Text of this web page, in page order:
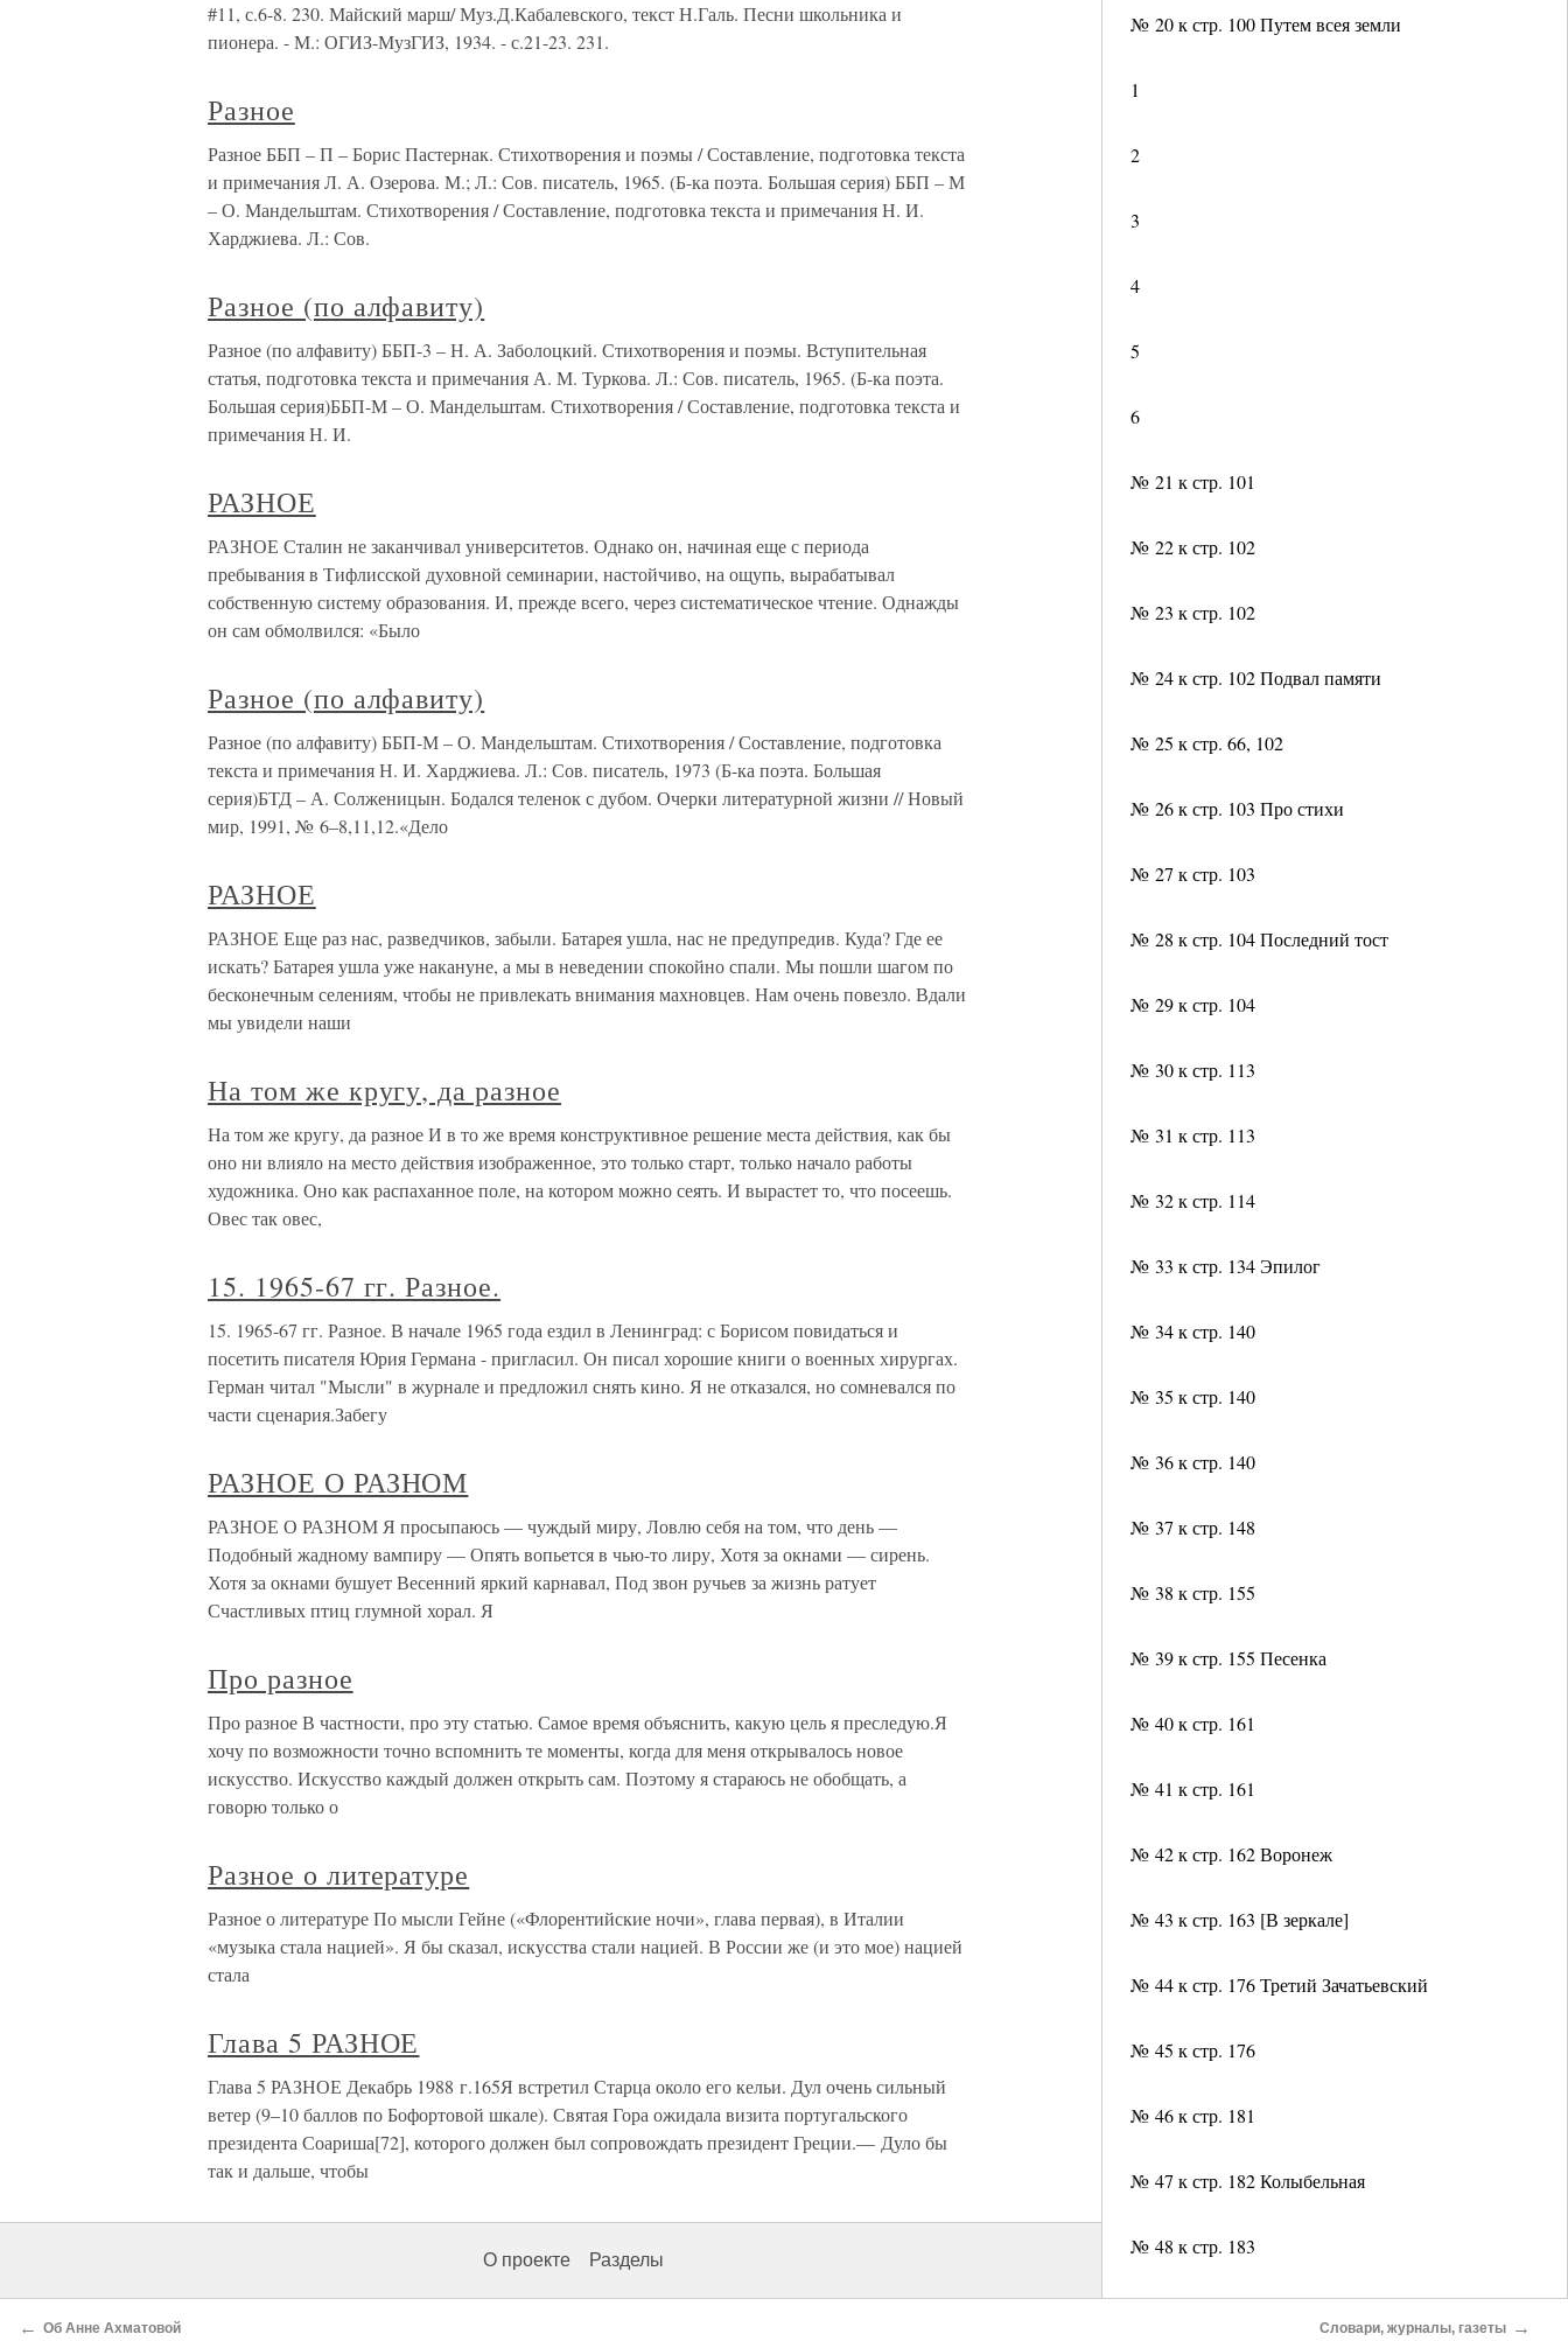
№ 20 к стр. 100 Путем всея земли
1
2
3
4
5
6
№ 21 к стр. 101
№ 22 к стр. 102
№ 23 к стр. 102
№ 24 к стр. 102 Подвал памяти
№ 25 к стр. 66, 102
№ 26 к стр. 103 Про стихи
№ 27 к стр. 103
№ 28 к стр. 104 Последний тост
№ 29 к стр. 104
№ 30 к стр. 113
№ 31 к стр. 113
№ 32 к стр. 114
№ 33 к стр. 134 Эпилог
№ 34 к стр. 140
№ 35 к стр. 140
№ 36 к стр. 140
№ 37 к стр. 148
№ 38 к стр. 155
№ 39 к стр. 155 Песенка
№ 40 к стр. 161
№ 41 к стр. 161
№ 42 к стр. 162 Воронеж
№ 43 к стр. 163 [В зеркале]
№ 44 к стр. 176 Третий Зачатьевский
№ 45 к стр. 176
№ 46 к стр. 181
№ 47 к стр. 182 Колыбельная
№ 48 к стр. 183
#11, с.6-8. 230. Майский марш/ Муз.Д.Кабалевского, текст Н.Галь. Песни школьника и
пионера. - М.: ОГИЗ-МузГИЗ, 1934. - с.21-23. 231.
Разное
Разное ББП – П – Борис Пастернак. Стихотворения и поэмы / Составление, подготовка текста
и примечания Л. А. Озерова. М.; Л.: Сов. писатель, 1965. (Б-ка поэта. Большая серия) ББП – М
– О. Мандельштам. Стихотворения / Составление, подготовка текста и примечания Н. И.
Харджиева. Л.: Сов.
Разное (по алфавиту)
Разное (по алфавиту) ББП-3 – Н. А. Заболоцкий. Стихотворения и поэмы. Вступительная
статья, подготовка текста и примечания А. М. Туркова. Л.: Сов. писатель, 1965. (Б-ка поэта.
Большая серия)ББП-М – О. Мандельштам. Стихотворения / Составление, подготовка текста и
примечания Н. И.
РАЗНОЕ
РАЗНОЕ Сталин не заканчивал университетов. Однако он, начиная еще с периода
пребывания в Тифлисской духовной семинарии, настойчиво, на ощупь, вырабатывал
собственную систему образования. И, прежде всего, через систематическое чтение. Однажды
он сам обмолвился: «Было
Разное (по алфавиту)
Разное (по алфавиту) ББП-М – О. Мандельштам. Стихотворения / Составление, подготовка
текста и примечания Н. И. Харджиева. Л.: Сов. писатель, 1973 (Б-ка поэта. Большая
серия)БТД – А. Солженицын. Бодался теленок с дубом. Очерки литературной жизни // Новый
мир, 1991, № 6–8,11,12.«Дело
РАЗНОЕ
РАЗНОЕ Еще раз нас, разведчиков, забыли. Батарея ушла, нас не предупредив. Куда? Где ее
искать? Батарея ушла уже накануне, а мы в неведении спокойно спали. Мы пошли шагом по
бесконечным селениям, чтобы не привлекать внимания махновцев. Нам очень повезло. Вдали
мы увидели наши
На том же кругу, да разное
На том же кругу, да разное И в то же время конструктивное решение места действия, как бы
оно ни влияло на место действия изображенное, это только старт, только начало работы
художника. Оно как распаханное поле, на котором можно сеять. И вырастет то, что посеешь.
Овес так овес,
15. 1965-67 гг. Разное.
15. 1965-67 гг. Разное. В начале 1965 года ездил в Ленинград: с Борисом повидаться и
посетить писателя Юрия Германа - пригласил. Он писал хорошие книги о военных хирургах.
Герман читал "Мысли" в журнале и предложил снять кино. Я не отказался, но сомневался по
части сценария.Забегу
РАЗНОЕ О РАЗНОМ
РАЗНОЕ О РАЗНОМ Я просыпаюсь — чуждый миру, Ловлю себя на том, что день —
Подобный жадному вампиру — Опять вопьется в чью-то лиру, Хотя за окнами — сирень.
Хотя за окнами бушует Весенний яркий карнавал, Под звон ручьев за жизнь ратует
Счастливых птиц глумной хорал. Я
Про разное
Про разное В частности, про эту статью. Самое время объяснить, какую цель я преследую.Я
хочу по возможности точно вспомнить те моменты, когда для меня открывалось новое
искусство. Искусство каждый должен открыть сам. Поэтому я стараюсь не обобщать, а
говорю только о
Разное о литературе
Разное о литературе По мысли Гейне («Флорентийские ночи», глава первая), в Италии
«музыка стала нацией». Я бы сказал, искусства стали нацией. В России же (и это мое) нацией
стала
Глава 5 РАЗНОЕ
Глава 5 РАЗНОЕ Декабрь 1988 г.165Я встретил Старца около его кельи. Дул очень сильный
ветер (9–10 баллов по Бофортовой шкале). Святая Гора ожидала визита португальского
президента Соариша[72], которого должен был сопровождать президент Греции.— Дуло бы
так и дальше, чтобы
О проекте Разделы
← Об Анне Ахматовой Словари, журналы, газеты →